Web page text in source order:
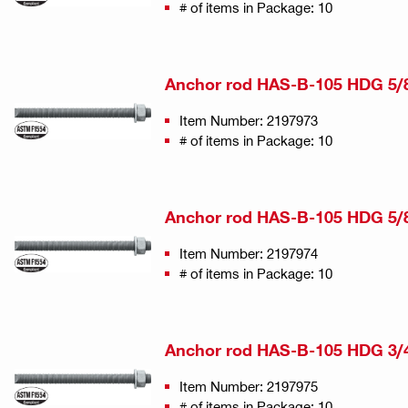
# of items in Package: 10
Anchor rod HAS-B-105 HDG
Item Number: 2197973
# of items in Package: 10
Anchor rod HAS-B-105 HDG
Item Number: 2197974
# of items in Package: 10
Anchor rod HAS-B-105 HDG
Item Number: 2197975